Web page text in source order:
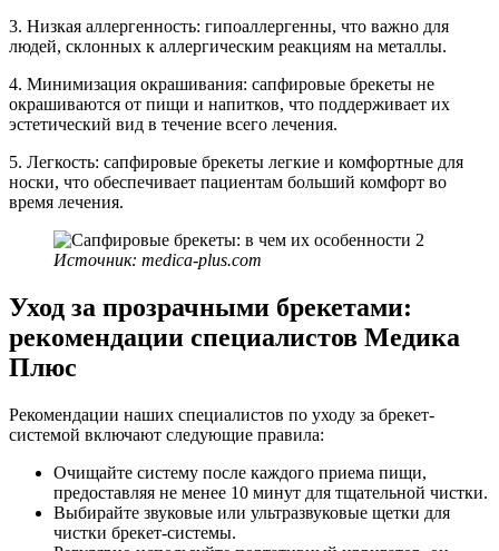
3. Низкая аллергенность: гипоаллергенны, что важно для
людей, склонных к аллергическим реакциям на металлы.
4. Минимизация окрашивания: сапфировые брекеты не
окрашиваются от пищи и напитков, что поддерживает их
эстетический вид в течение всего лечения.
5. Легкость: сапфировые брекеты легкие и комфортные для
носки, что обеспечивает пациентам больший комфорт во
время лечения.
Источник: medica-plus.com
Уход за прозрачными брекетами:
рекомендации специалистов Медика
Плюс
Рекомендации наших специалистов по уходу за брекет-
системой включают следующие правила:
Очищайте систему после каждого приема пищи,
предоставляя не менее 10 минут для тщательной чистки.
Выбирайте звуковые или ультразвуковые щетки для
чистки брекет-системы.